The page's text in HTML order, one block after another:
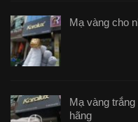
Mạ vàng cho
Mạ vàng
hãng